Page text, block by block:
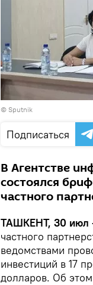
© Sputnik
Подписаться
В Агентстве
состоялся
частного
ТАШКЕНТ, 30 июл
частного
ведомствами
инвестиций в 17
долларов. Об